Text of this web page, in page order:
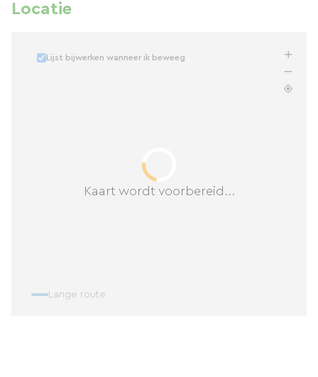
Locatie
Kaart wordt voorbereid...
Lijst bijwerken wanneer ik beweeg
Lange route